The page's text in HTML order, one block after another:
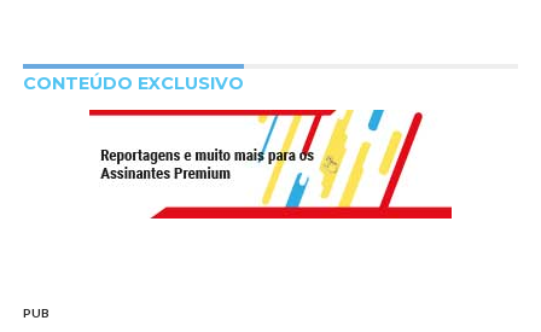
CONTEÚDO EXCLUSIVO
PUB